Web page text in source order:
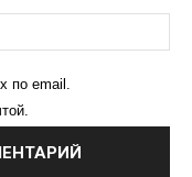
по email.